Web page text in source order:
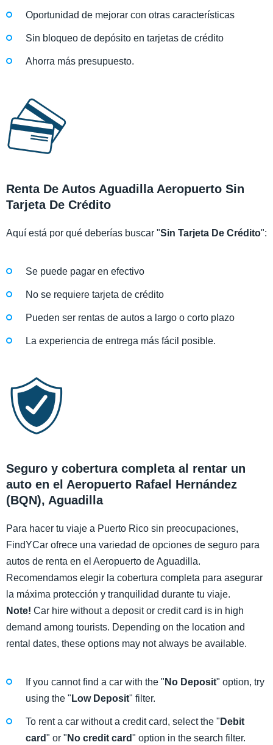
Oportunidad de mejorar con otras características
Sin bloqueo de depósito en tarjetas de crédito
Ahorra más presupuesto.
Renta De Autos Aguadilla Aeropuerto Sin
Tarjeta De Crédito
Aquí está por qué deberías buscar "Sin Tarjeta De Crédito":
Se puede pagar en efectivo
No se requiere tarjeta de crédito
Pueden ser rentas de autos a largo o corto plazo
La experiencia de entrega más fácil posible.
Seguro y cobertura completa al rentar un
auto en el Aeropuerto Rafael Hernández
(BQN), Aguadilla
Para hacer tu viaje a Puerto Rico sin preocupaciones,
FindYCar ofrece una variedad de opciones de seguro para
autos de renta en el Aeropuerto de Aguadilla.
Recomendamos elegir la cobertura completa para asegurar
la máxima protección y tranquilidad durante tu viaje.
Note! Car hire without a deposit or credit card is in high
demand among tourists. Depending on the location and
rental dates, these options may not always be available.
If you cannot find a car with the " No Deposit" option, try
using the " Low Deposit" filter.
To rent a car without a credit card, select the " Debit
card" or " No credit card" option in the search filter.